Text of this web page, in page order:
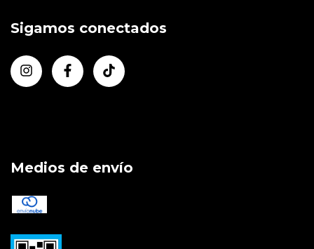
Sigamos conectados
Medios de envío